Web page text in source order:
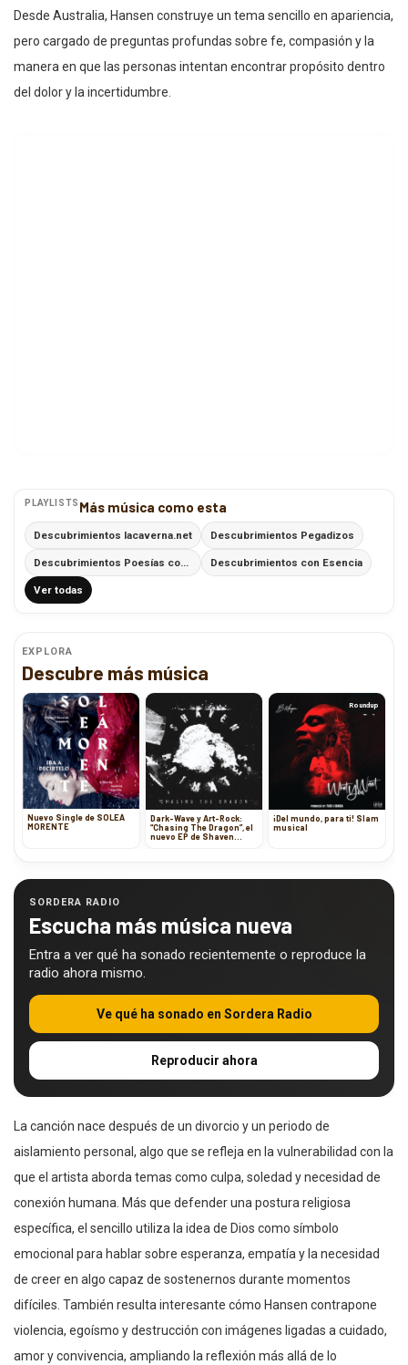
Desde Australia, Hansen construye un tema sencillo en apariencia,
pero cargado de preguntas profundas sobre fe, compasión y la
manera en que las personas intentan encontrar propósito dentro
del dolor y la incertidumbre.
PLAYLISTS Más música como esta
Descubrimientos lacaverna.net Descubrimientos Pegadizos
Descubrimientos con Esencia
Ver todas
EXPLORA
Descubre más música
Nuevo Single de SOLEA
MORENTE
Dark-Wave y Art-Rock:
“Chasing The Dragon”, el
nuevo EP de Shaven
Roundup
¡Del mundo, para ti! Slam
musical
SORDERA RADIO
Escucha más música nueva
Entra a ver qué ha sonado recientemente o reproduce la
radio ahora mismo.
Ve qué ha sonado en Sordera Radio
Reproducir ahora
La canción nace después de un divorcio y un periodo de
aislamiento personal, algo que se refleja en la vulnerabilidad con la
que el artista aborda temas como culpa, soledad y necesidad de
conexión humana. Más que defender una postura religiosa
específica, el sencillo utiliza la idea de Dios como símbolo
emocional para hablar sobre esperanza, empatía y la necesidad
de creer en algo capaz de sostenernos durante momentos
difíciles. También resulta interesante cómo Hansen contrapone
violencia, egoísmo y destrucción con imágenes ligadas a cuidado,
amor y convivencia, ampliando la reflexión más allá de lo